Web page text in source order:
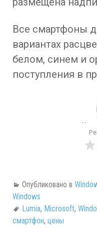
Все смартфоны
вариантах
белом, синем и
поступления в
Опубликовано в
Windows
Lumia, Microsoft,
смартфон, цены